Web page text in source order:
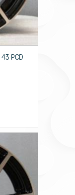
PCD